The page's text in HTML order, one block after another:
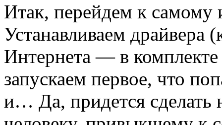
Итак, перейдем к
Устанавливаем драйвера
Интернета — в
запускаем первое, что
и… Да, придется